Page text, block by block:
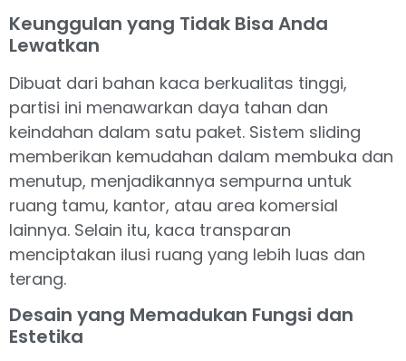
Keunggulan yang Tidak Bisa Anda
Lewatkan
Dibuat dari bahan kaca berkualitas tinggi,
partisi ini menawarkan daya tahan dan
keindahan dalam satu paket. Sistem sliding
memberikan kemudahan dalam membuka dan
menutup, menjadikannya sempurna untuk
ruang tamu, kantor, atau area komersial
lainnya. Selain itu, kaca transparan
menciptakan ilusi ruang yang lebih luas dan
terang.
Desain yang Memadukan Fungsi dan
Estetika